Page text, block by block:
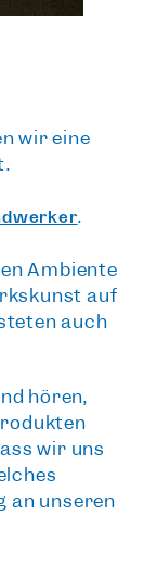
wir eine
.
Ambiente
auf
auch
hören,
wir uns
an unseren